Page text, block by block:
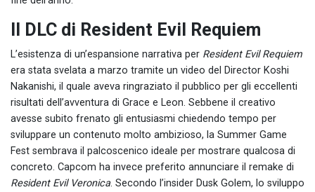
Il DLC di Resident Evil Requiem
L’esistenza di un’espansione narrativa per Resident Evil Requiem
era stata svelata a marzo tramite un video del Director Koshi
Nakanishi, il quale aveva ringraziato il pubblico per gli eccellenti
risultati dell’avventura di Grace e Leon. Sebbene il creativo
avesse subito frenato gli entusiasmi chiedendo tempo per
sviluppare un contenuto molto ambizioso, la Summer Game
Fest sembrava il palcoscenico ideale per mostrare qualcosa di
concreto. Capcom ha invece preferito annunciare il remake di
Resident Evil Veronica. Secondo l’insider Dusk Golem, lo sviluppo